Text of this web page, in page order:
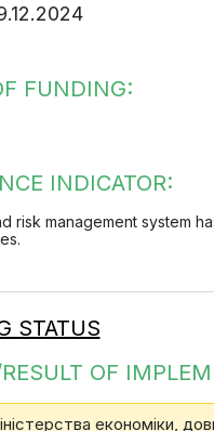
FUNDING:
INDICATOR:
risk management system
STATUS
OF
економіки,